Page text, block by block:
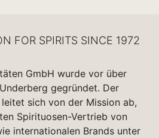
FOR SPIRITS SINCE 1972
GmbH wurde vor über
gegründet. Der
sich von der Mission ab,
Spirituosen-Vertrieb von
internationalen Brands unter